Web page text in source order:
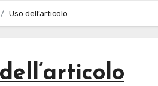
Uso dell’articolo